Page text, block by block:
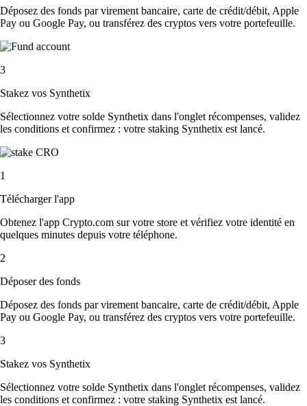
Déposez des fonds par virement bancaire, carte de crédit/débit, Apple
Pay ou Google Pay, ou transférez des cryptos vers votre portefeuille.
3
Stakez vos Synthetix
Sélectionnez votre solde Synthetix dans l'onglet récompenses, validez
les conditions et confirmez : votre staking Synthetix est lancé.
1
Télécharger l'app
Obtenez l'app Crypto.com sur votre store et vérifiez votre identité en
quelques minutes depuis votre téléphone.
2
Déposer des fonds
Déposez des fonds par virement bancaire, carte de crédit/débit, Apple
Pay ou Google Pay, ou transférez des cryptos vers votre portefeuille.
3
Stakez vos Synthetix
Sélectionnez votre solde Synthetix dans l'onglet récompenses, validez
les conditions et confirmez : votre staking Synthetix est lancé.